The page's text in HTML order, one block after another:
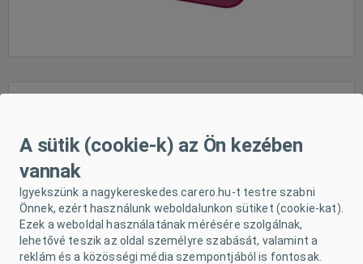
Raktáron
A sütik (cookie-k) az Ön kezében
vannak
Igyekszünk a nagykereskedes.carero.hu-t testre szabni
Önnek, ezért használunk weboldalunkon sütiket (cookie-kat).
Ezek a weboldal használatának mérésére szolgálnak,
lehetővé teszik az oldal személyre szabását, valamint a
reklám és a közösségi média szempontjából is fontosak.